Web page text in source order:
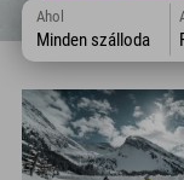
Ahol
Minden szálloda